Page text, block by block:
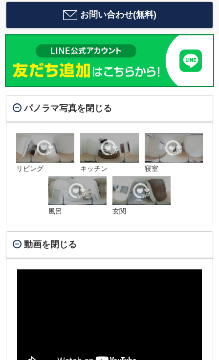
お問い合わせ(無料)
パノラマ写真を閉じる
リビング キッチン 寝室
風呂 玄関
動画を閉じる